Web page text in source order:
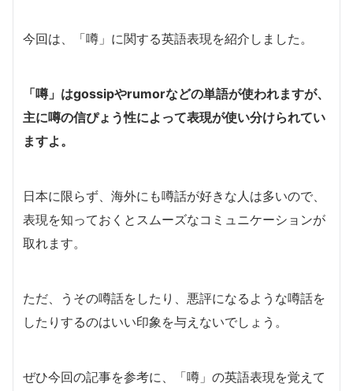
今回は、「噂」に関する英語表現を紹介しました。
「噂」はgossipやrumorなどの単語が使われますが、
主に噂の信ぴょう性によって表現が使い分けられてい
ますよ。
日本に限らず、海外にも噂話が好きな人は多いので、
表現を知っておくとスムーズなコミュニケーションが
取れます。
ただ、うその噂話をしたり、悪評になるような噂話を
したりするのはいい印象を与えないでしょう。
ぜひ今回の記事を参考に、「噂」の英語表現を覚えて